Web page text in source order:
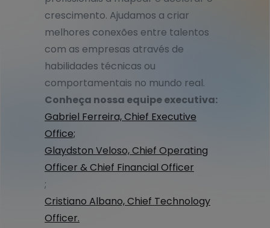
crescimento. Ajudamos a criar
melhores conexões entre talentos
com as empresas através de
habilidades técnicas ou
comportamentais no mundo real.
Conheça nossa equipe executiva:
Gabriel Ferreira, Chief Executive
Office;
Glaydston Veloso, Chief Operating
Officer & Chief Financial Officer
;
Cristiano Albano, Chief Technology
Officer.